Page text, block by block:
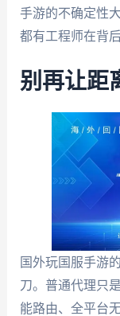
手游的不确定性
都有工程师在背
别再让距
国外玩国服手游
刀。普通代理只
能路由、全平台